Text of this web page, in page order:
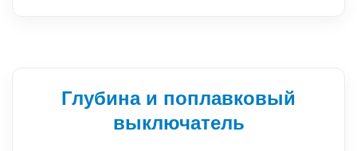
Глубина и поплавковый
выключатель